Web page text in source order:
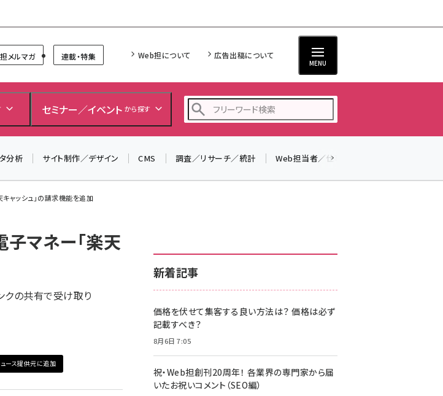
メルマガ 連載・特集 Web担について 広告出稿について
MENU
セミナー／イベント から探す
z世代 (1622)
meo (1275)
分析 サイト制作／デザイン CMS 調査／リサーチ／統計 Web担当者／仕事
キャッシュ」の請求機能を追加
子マネー「楽天
クの共有で受け取り
ース提供元に追加
新着記事
価格を伏せて集客する良い方法は？ 価格は必ず
記載すべき？
8月6日 7:05
祝・Web担創刊20周年！ 各業界の専門家から届
いたお祝いコメント（SEO編）
力ください ／
ご回答者には抽選でプレゼントを
ちらから▼